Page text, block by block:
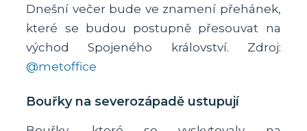
Dnešní večer bude ve znamení přehánek,
které se budou postupně přesouvat na
východ Spojeného království. Zdroj:
@metoffice
Bouřky na severozápadě ustupují